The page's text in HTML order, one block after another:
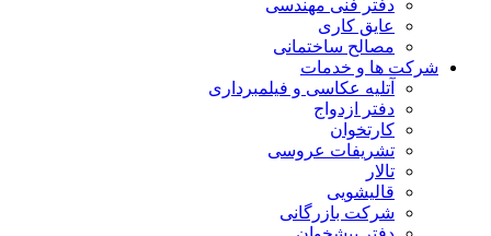
دفتر فنی مهندسی
عایق کاری
مصالح ساختمانی
شرکت ها و خدمات
آتلیه عکاسی و فیلمبرداری
دفتر ازدواج
کارتخوان
تشریفات عروسی
تالار
قالیشویی
شرکت بازرگانی